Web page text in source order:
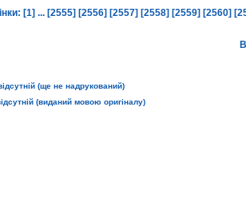
[1] ... [2555] [2556] [2557] [2558] [2559] [2560]
(ще не надрукований)
(виданий мовою оригіналу)